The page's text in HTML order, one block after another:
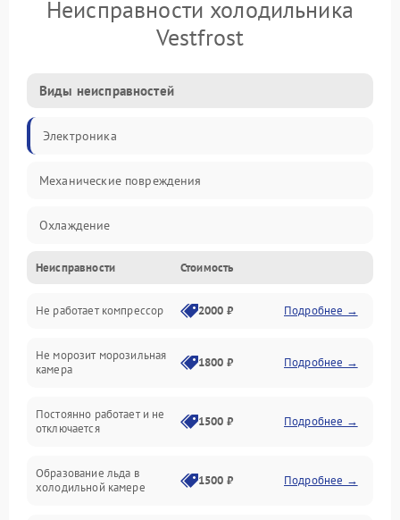
Неисправности холодильника
Vestfrost
Виды неисправностей
Электроника
Механические повреждения
Охлаждение
Механика
Электропитание
Дренаж
Неисправности Стоимость
Не работает компрессор 2000 ₽ Подробнее →
Не морозит морозильная
камера
1800 ₽ Подробнее →
Постоянно работает и не
отключается
1500 ₽ Подробнее →
Образование льда в
холодильной камере
1500 ₽ Подробнее →